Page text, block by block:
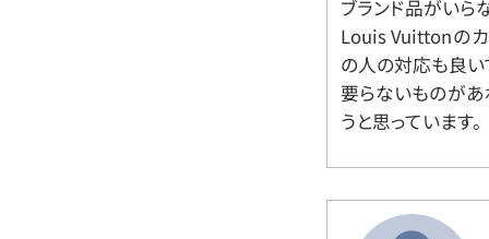
ブランド品がいら
Louis Vuittonの
の人の対応も良い
要らないものがあ
うと思っています。